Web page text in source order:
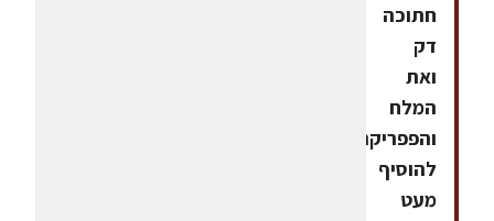
חתוכה
דק
ואת
המלח
והפפריקה.
להוסיף
מעט